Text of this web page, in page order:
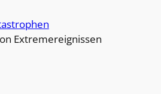
Extremereignissen